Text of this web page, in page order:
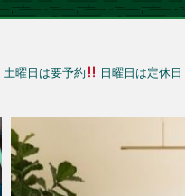
土曜日は要予約 日曜日は定休日